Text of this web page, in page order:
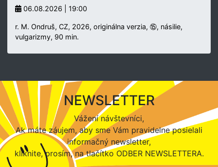
06.08.2026 | 19:00
r. M. Ondruš, CZ, 2026, originálna verzia, ⑮, násilie,
vulgarizmy, 90 min.
NEWSLETTER
Vážení návštevníci,
Ak máte záujem, aby sme Vám pravidelne posielali
informačný newsletter,
kliknite, prosím, na tlačítko ODBER NEWSLETTERA.